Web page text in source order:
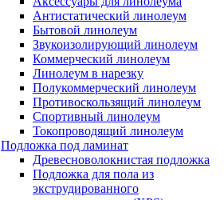
Антистатический линолеум
Бытовой линолеум
Звукоизолирующий линолеум
Коммерческий линолеум
Линолеум в нарезку
Полукоммерческий линолеум
Противоскользящий линолеум
Спортивный линолеум
Токопроводящий линолеум
Подложка под ламинат
Древесноволокнистая подложка
Подложка для пола из
экструдированного